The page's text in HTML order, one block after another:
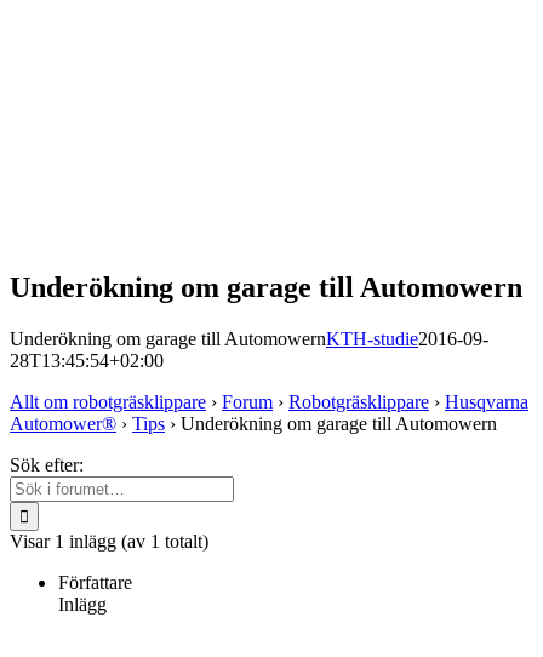
Underökning om garage till Automowern
Underökning om garage till AutomowernKTH-studie2016-09-
28T13:45:54+02:00
Allt om robotgräsklippare › Forum › Robotgräsklippare › Husqvarna
Automower® › Tips › Underökning om garage till Automowern
Sök efter:
Visar 1 inlägg (av 1 totalt)
Författare
Inlägg